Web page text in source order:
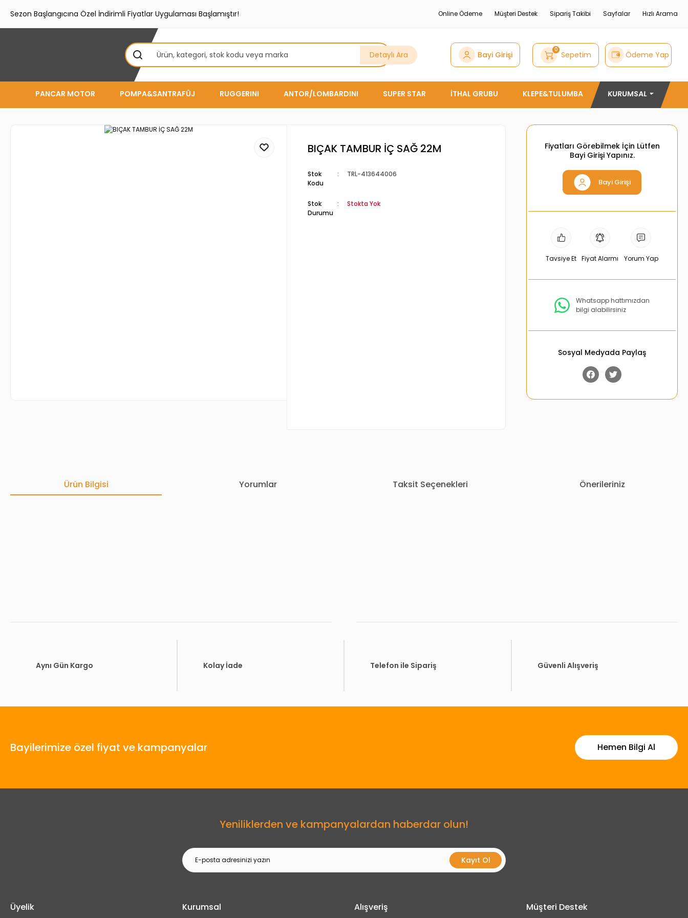
Sezon Başlangıcına Özel İndirimli Fiyatlar Uygulaması Başlamıştır! Online Ödeme Müşteri Destek Sipariş Takibi Sayfalar Hızlı Arama
Detaylı Ara Bayi Girişi 0 Sepetim Ödeme Yap
PANCAR MOTOR POMPA&SANTRAFÜJ RUGGERINI ANTOR/LOMBARDINI SUPER STAR İTHAL GRUBU KLEPE&TULUMBA KURUMSAL
BIÇAK TAMBUR İÇ SAĞ 22M
Stok
Kodu
TRL-413644006
Stok
Durumu
Stokta Yok
Fiyatları Görebilmek İçin Lütfen
Bayi Girişi Yapınız.
Bayi Girişi
Tavsiye Et Fiyat Alarmı Yorum Yap
Whatsapp hattımızdan
bilgi alabilirsiniz
Sosyal Medyada Paylaş
Ürün Bilgisi Yorumlar Taksit Seçenekleri Önerileriniz
Gönder
Aynı Gün Kargo Kolay İade Telefon ile Sipariş Güvenli Alışveriş
Bayilerimize özel fiyat ve kampanyalar Hemen Bilgi Al
Yeniliklerden ve kampanyalardan haberdar olun!
Kayıt Ol
Üyelik Kurumsal Alışveriş Müşteri Destek